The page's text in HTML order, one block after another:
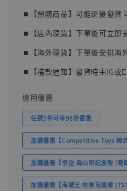
⏹︎【預購商品】可能延後發貨
⏹︎【店內現貨】下單後可立即
⏹︎【海外現貨】下單後安排海
⏹︎【補款通知】發貨時由IG或
適用優惠
任選5件可享98折優惠
加購優惠【Competitive Toys 梅
加購優惠【悟空 鳥山明紀念款 [奇
加購優惠【海賊王 布魯克達摩